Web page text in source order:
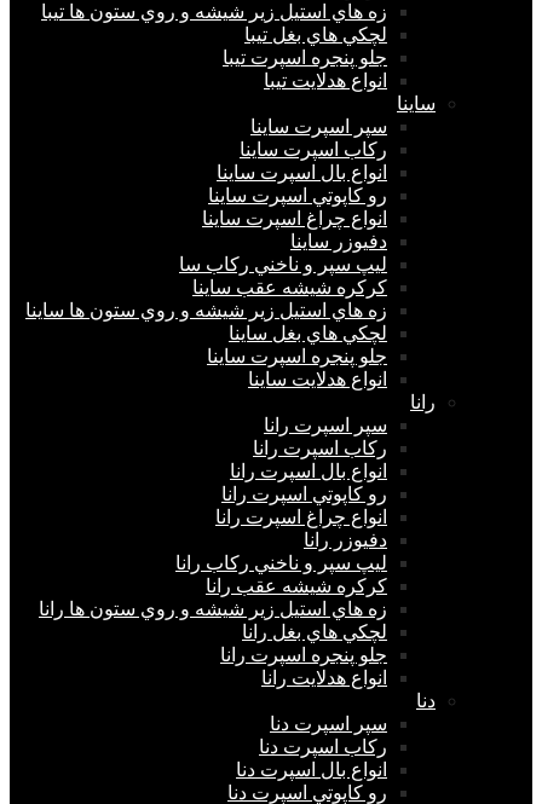
زه هاي استيل زير شيشه و روي ستون ها تیبا
لچكي هاي بغل تیبا
جلو پنجره اسپرت تیبا
انواع هدلايت تیبا
ساينا
سپر اسپرت ساینا
ركاب اسپرت ساینا
انواع بال اسپرت ساینا
رو كاپوتي اسپرت ساینا
انواع چراغ اسپرت ساینا
دفيوزر ساینا
ليپ سپر و ناخني ركاب سا
كركره شيشه عقب ساینا
زه هاي استيل زير شيشه و روي ستون ها ساینا
لچكي هاي بغل ساینا
جلو پنجره اسپرت ساینا
انواع هدلايت ساینا
رانا
سپر اسپرت رانا
ركاب اسپرت رانا
انواع بال اسپرت رانا
رو كاپوتي اسپرت رانا
انواع چراغ اسپرت رانا
دفيوزر رانا
ليپ سپر و ناخني ركاب رانا
كركره شيشه عقب رانا
زه هاي استيل زير شيشه و روي ستون ها رانا
لچكي هاي بغل رانا
جلو پنجره اسپرت رانا
انواع هدلايت رانا
دنا
سپر اسپرت دنا
ركاب اسپرت دنا
انواع بال اسپرت دنا
رو كاپوتي اسپرت دنا